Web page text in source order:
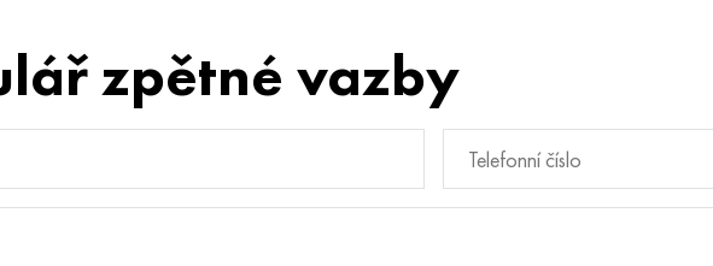
zpětné vazby